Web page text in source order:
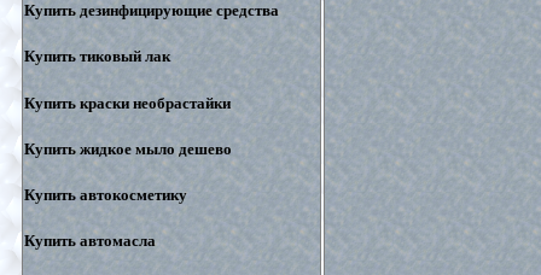
Купить дезинфицирующие средства
Купить тиковый лак
Купить краски необрастайки
Купить жидкое мыло дешево
Купить автокосметику
Купить автомасла